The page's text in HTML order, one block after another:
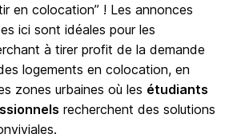
en colocation” ! Les annonces
ici sont idéales pour les
à tirer profit de la demande
logements en colocation, en
zones urbaines où les étudiants
recherchent des solutions